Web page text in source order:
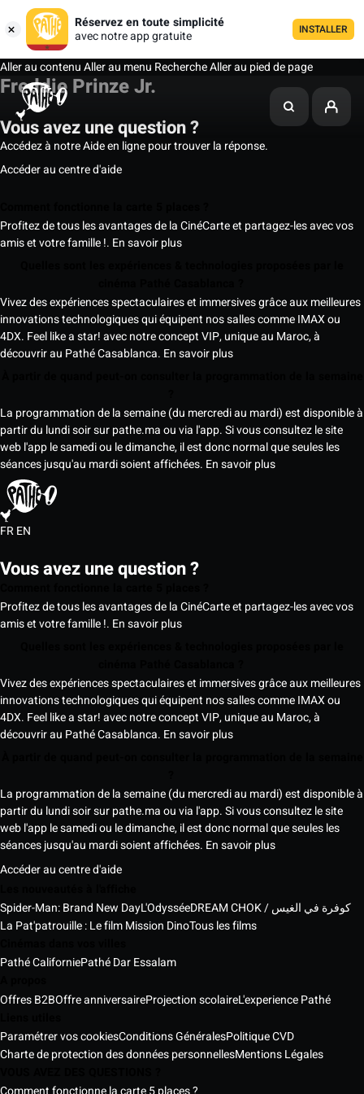
Réservez en toute simplicité
avec notre app gratuite
INSTALLER
Aller au contenuAller au menu RechercheAller au pied de page
Freddie Prinze Jr.
Vous avez une question ?
Accédez à notre Aide en ligne pour trouver la réponse.
Accéder au centre d'aide
Profitez de tous les avantages de la CinéCarte et partagez-les avec vos
amis et votre famille !. En savoir plus
Vivez des expériences spectaculaires et immersives grâce aux meilleures
innovations technologiques qui équipent nos salles comme IMAX ou
4DX. Feel like a star! avec notre concept VIP, unique au Maroc, à
découvrir au Pathé Casablanca. En savoir plus
La programmation de la semaine (du mercredi au mardi) est disponible à
partir du lundi soir sur pathe.ma ou via l'app. Si vous consultez le site
web l'app le samedi ou le dimanche, il est donc normal que seules les
séances jusqu'au mardi soient affichées. En savoir plus
FREN
Vous avez une question ?
Profitez de tous les avantages de la CinéCarte et partagez-les avec vos
amis et votre famille !. En savoir plus
Vivez des expériences spectaculaires et immersives grâce aux meilleures
innovations technologiques qui équipent nos salles comme IMAX ou
4DX. Feel like a star! avec notre concept VIP, unique au Maroc, à
découvrir au Pathé Casablanca. En savoir plus
La programmation de la semaine (du mercredi au mardi) est disponible à
partir du lundi soir sur pathe.ma ou via l'app. Si vous consultez le site
web l'app le samedi ou le dimanche, il est donc normal que seules les
séances jusqu'au mardi soient affichées. En savoir plus
Accéder au centre d'aide
Spider-Man: Brand New DayL'Odyssée
DREAM CHOK / كوفرة في الغيس
La Pat'patrouille : Le film Mission DinoTous les films
Pathé CaliforniePathé Dar Essalam
Offres B2BOffre anniversaireProjection scolaireL'experience Pathé
Paramétrer vos cookiesConditions GénéralesPolitique CVD
Charte de protection des données personnellesMentions Légales